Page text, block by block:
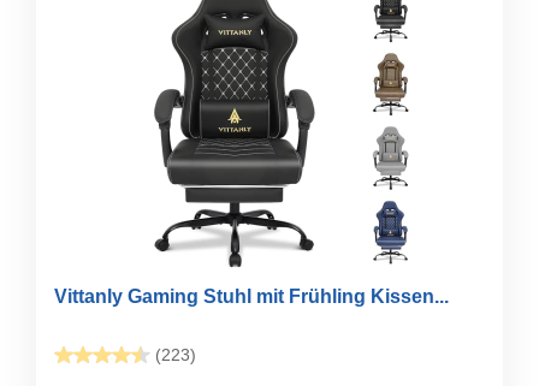
Vittanly Gaming Stuhl mit Frühling Kissen...
(223)